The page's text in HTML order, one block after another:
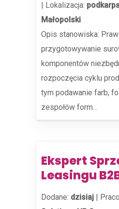
| Lokalizacja:
Małopolski
Opis stanowiska:
przygotowywanie
komponentów
rozpoczęcia cyklu
tym podawanie farb,
zespołów form...
Ekspert
Leasingu
Dodane: dzisiaj |